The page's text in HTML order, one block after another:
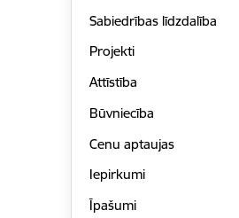
Sabiedrības līdzdalība
Projekti
Attīstība
Būvniecība
Cenu aptaujas
Iepirkumi
Īpašumi